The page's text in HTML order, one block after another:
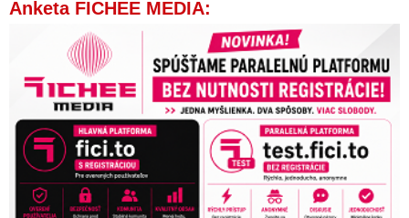
Anketa FICHEE MEDIA: